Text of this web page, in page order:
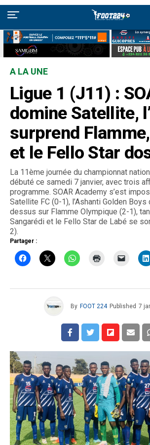
A LA UNE
Ligue 1 (J11) :
domine Satellite,
surprend Flamme,
et le Fello Star
La 11ème journée du championnat
débuté ce samedi 7 janvier, avec trois
programme. SOAR Academy s’est
Satellite FC (0-1), l’Ashanti Golden
dessus sur Flamme Olympique (2-1),
Sangarédi et le Fello Star de Labé se
2).
Partager :
By FOOT 224 Published 7